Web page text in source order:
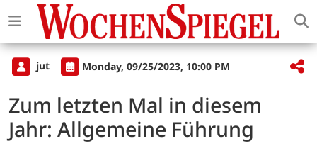
jut Monday, 09/25/2023, 10:00 PM
Zum letzten Mal in diesem
Jahr: Allgemeine Führung